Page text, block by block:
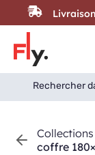
Passer au contenu
Search
for:
Search Button
Collections
coffre